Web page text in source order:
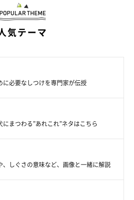
気テーマ
必要なしつけを専門家が伝授
まつわる”あれこれ”ネタはこちら
しぐさの意味など、画像と一緒に解説